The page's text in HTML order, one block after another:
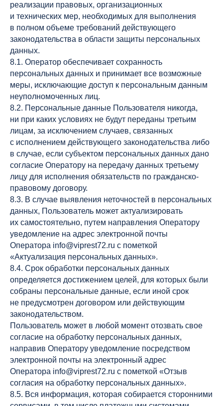
реализации правовых, организационных
и технических мер, необходимых для выполнения
в полном объеме требований действующего
законодательства в области защиты персональных
данных.
8.1. Оператор обеспечивает сохранность
персональных данных и принимает все возможные
меры, исключающие доступ к персональным данным
неуполномоченных лиц.
8.2. Персональные данные Пользователя никогда,
ни при каких условиях не будут переданы третьим
лицам, за исключением случаев, связанных
с исполнением действующего законодательства либо
в случае, если субъектом персональных данных дано
согласие Оператору на передачу данных третьему
лицу для исполнения обязательств по гражданско-
правовому договору.
8.3. В случае выявления неточностей в персональных
данных, Пользователь может актуализировать
их самостоятельно, путем направления Оператору
уведомление на адрес электронной почты
Оператора info@viprest72.ru с пометкой
«Актуализация персональных данных».
8.4. Срок обработки персональных данных
определяется достижением целей, для которых были
собраны персональные данные, если иной срок
не предусмотрен договором или действующим
законодательством.
Пользователь может в любой момент отозвать свое
согласие на обработку персональных данных,
направив Оператору уведомление посредством
электронной почты на электронный адрес
Оператора info@viprest72.ru с пометкой «Отзыв
согласия на обработку персональных данных».
8.5. Вся информация, которая собирается сторонними
ООО «Лаундж-
Рес»
ИНН 7203583978
+7(3452)503-500
ул. Республики, д.131
Вс-Пт 11:00 - 04:00,
Пт-Сб 11:00 - 06:00
ООО «ТМН-
Лаундж»
ИНН 7203583985
ул. Ленина, д.68/102
Вс-Чт 11:00 - 02:00,
Пт-Сб 11:00 - 04:00
+7(3452)218-999
Принимаем заказы
с 11:00 до 22:30
Доставка
ООО «ТМН-
Лаундж»
ИНН 7203583985
ул. Обдорская, д.1к2
Вс-Чт 11:00 - 00:00,
Пт-Сб 11:00 - 02:00
ООО
«Белладжо»
ИНН 7203584650
+7(3452)666-009
ул. Советская 21
Вс-Чт 12:00 - 01:00,
Пт-Сб 12:00 - 02:00
ООО «Лаундж-
Рес»
+7(3452)666-005
ул. Газовиков, д.61
Вс-Чт 12:00 - 00:00,
Пт-Сб 12:00 - 02:00